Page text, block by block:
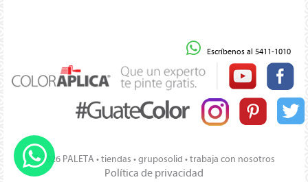
Escríbenos al 5411-1010
© 2026 PALETA •tiendas •gruposolid •trabaja con nosotros
Política de privacidad